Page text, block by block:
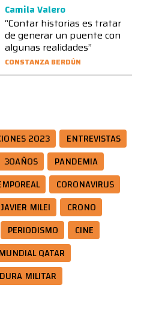
Camila Valero
“Contar historias es tratar
de generar un puente con
algunas realidades”
CONSTANZA BERDÚN
2023
ENTREVISTAS
30AÑOS
PANDEMIA
CORONAVIRUS
JAVIER MILEI
CRONO
PERIODISMO
CINE
MUNDIAL QATAR
MILITAR